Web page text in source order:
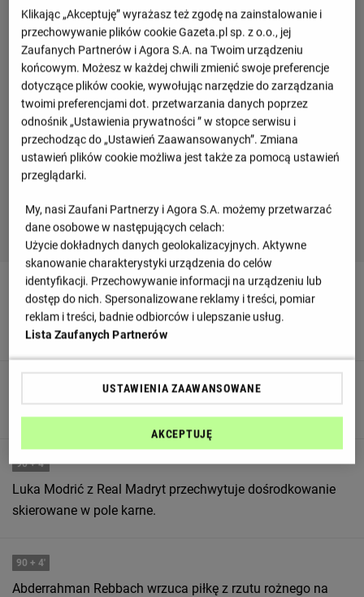
90+ 5'
Mamy lekkomyślne zagranie. Tomas Conechny popełnia
brutalny faul, którego ofiarą jest Francisco Garcia.
90+ 4'
Luka Modrić z Real Madryt przechwytuje dośrodkowanie
skierowane w pole karne.
90 + 4'
Abderrahman Rebbach wrzuca piłkę z rzutu rożnego na
Klikając „Akceptuję” wyrażasz też zgodę na zainstalowanie i
przechowywanie plików cookie Gazeta.pl sp. z o.o., jej
Zaufanych Partnerów i Agora S.A. na Twoim urządzeniu
końcowym. Możesz w każdej chwili zmienić swoje preferencje
dotyczące plików cookie, wywołując narzędzie do zarządzania
twoimi preferencjami dot. przetwarzania danych poprzez
odnośnik „Ustawienia prywatności ” w stopce serwisu i
przechodząc do „Ustawień Zaawansowanych”. Zmiana
ustawień plików cookie możliwa jest także za pomocą ustawień
przeglądarki.
My, nasi Zaufani Partnerzy i Agora S.A. możemy przetwarzać
dane osobowe w następujących celach:
Użycie dokładnych danych geolokalizacyjnych. Aktywne
skanowanie charakterystyki urządzenia do celów
identyfikacji. Przechowywanie informacji na urządzeniu lub
dostęp do nich. Spersonalizowane reklamy i treści, pomiar
reklam i treści, badnie odbiorców i ulepszanie usług.
Lista Zaufanych Partnerów
USTAWIENIA ZAAWANSOWANE
AKCEPTUJĘ